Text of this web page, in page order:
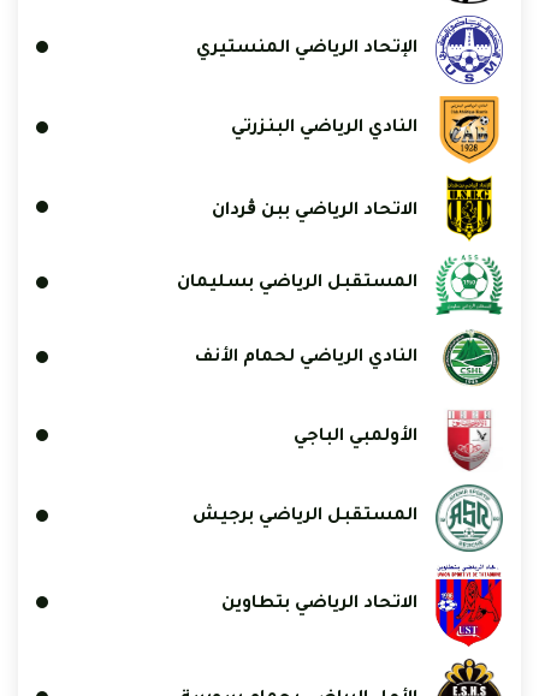
الإتحاد الرياضي المنستيري
النادي الرياضي البنزرتي
الاتحاد الرياضي ببن ڨردان
المستقبل الرياضي بسليمان
النادي الرياضي لحمام الأنف
الأولمبي الباجي
المستقبل الرياضي برجيش
الاتحاد الرياضي بتطاوين